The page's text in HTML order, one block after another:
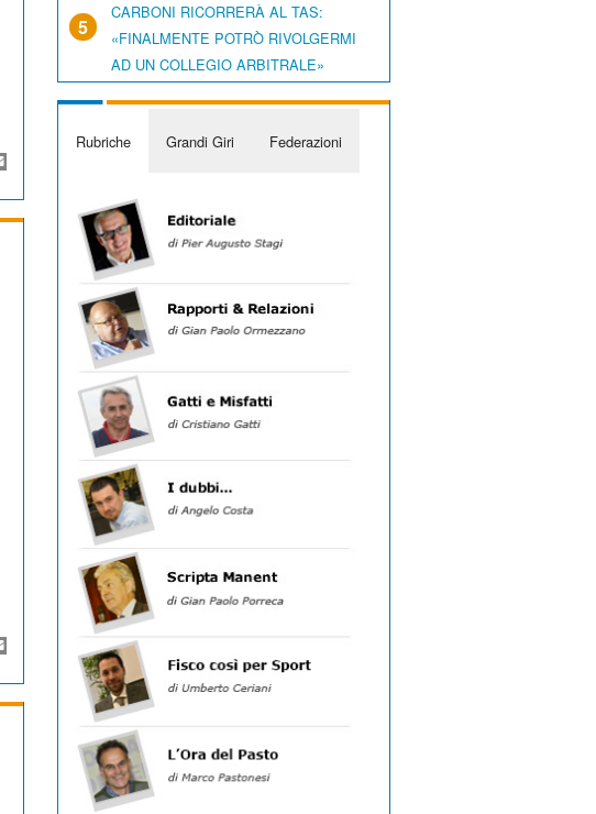
5
CARBONI RICORRERÀ AL TAS:
«FINALMENTE POTRÒ RIVOLGERMI
AD UN COLLEGIO ARBITRALE»
Rubriche Grandi Giri Federazioni